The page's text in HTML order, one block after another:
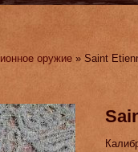
оружие » Saint